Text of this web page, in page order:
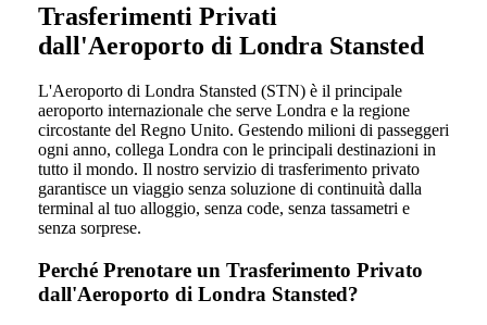
Trasferimenti Privati
dall'Aeroporto di Londra Stansted
L'Aeroporto di Londra Stansted (STN) è il principale
aeroporto internazionale che serve Londra e la regione
circostante del Regno Unito. Gestendo milioni di passeggeri
ogni anno, collega Londra con le principali destinazioni in
tutto il mondo. Il nostro servizio di trasferimento privato
garantisce un viaggio senza soluzione di continuità dalla
terminal al tuo alloggio, senza code, senza tassametri e
senza sorprese.
Perché Prenotare un Trasferimento Privato
dall'Aeroporto di Londra Stansted?